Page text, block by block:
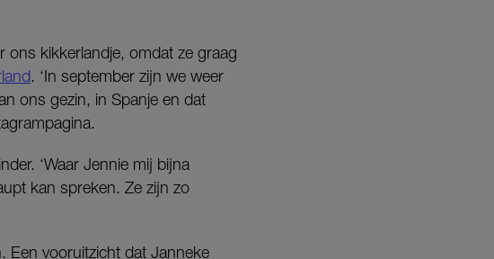
ons kikkerlandje, omdat ze graag
. ‘In september zijn we weer
ons gezin, in Spanje en dat
‘Waar Jennie mij bijna
kan spreken. Ze zijn zo
Een vooruitzicht dat Janneke